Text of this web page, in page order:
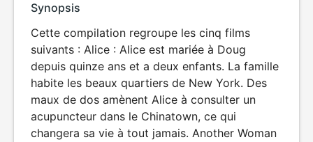
Synopsis
Cette compilation regroupe les cinq films
suivants : Alice : Alice est mariée à Doug
depuis quinze ans et a deux enfants. La famille
habite les beaux quartiers de New York. Des
maux de dos amènent Alice à consulter un
acupuncteur dans le Chinatown, ce qui
changera sa vie à tout jamais. Another Woman